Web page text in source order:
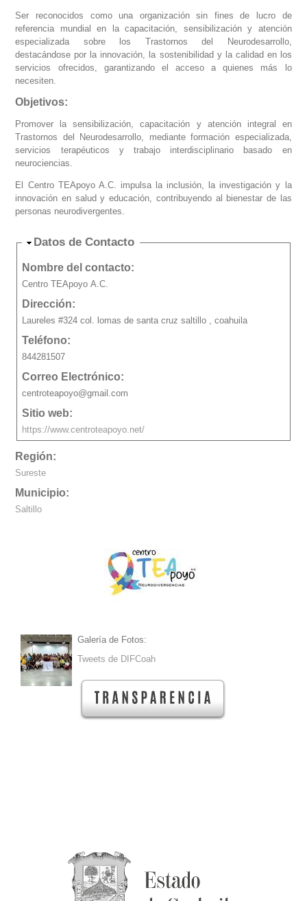
Ser reconocidos como una organización sin fines de lucro de
referencia mundial en la capacitación, sensibilización y atención
especializada sobre los Trastornos del Neurodesarrollo,
destacándose por la innovación, la sostenibilidad y la calidad en los
servicios ofrecidos, garantizando el acceso a quienes más lo
necesiten.
Objetivos:
Promover la sensibilización, capacitación y atención integral en
Trastornos del Neurodesarrollo, mediante formación especializada,
servicios terapéuticos y trabajo interdisciplinario basado en
neurociencias.
El Centro TEApoyo A.C. impulsa la inclusión, la investigación y la
innovación en salud y educación, contribuyendo al bienestar de las
personas neurodivergentes.
Ocultar
Datos de Contacto
Nombre del contacto:
Centro TEApoyo A.C.
Dirección:
Laureles #324 col. lomas de santa cruz saltillo , coahuila
Teléfono:
844281507
Correo Electrónico:
centroteapoyo@gmail.com
Sitio web:
https://www.centroteapoyo.net/
Región:
Sureste
Municipio:
Saltillo
Galería de Fotos:
Tweets de DIFCoah